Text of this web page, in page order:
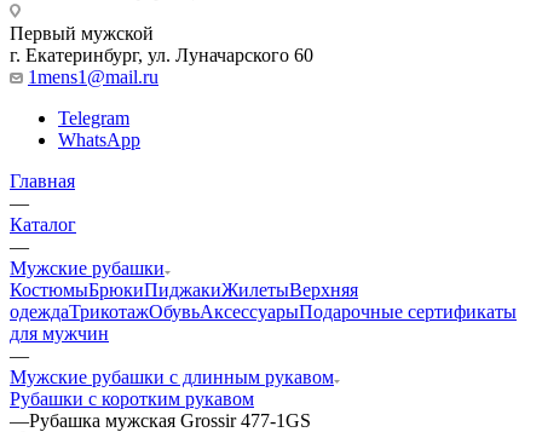
Первый мужской
г. Екатеринбург, ул. Луначарского 60
1mens1@mail.ru
Telegram
WhatsApp
Главная
—
Каталог
—
Мужские рубашки
КостюмыБрюкиПиджакиЖилетыВерхняя
одеждаТрикотажОбувьАксессуарыПодарочные сертификаты
для мужчин
—
Мужские рубашки с длинным рукавом
Рубашки с коротким рукавом
—Рубашка мужская Grossir 477-1GS